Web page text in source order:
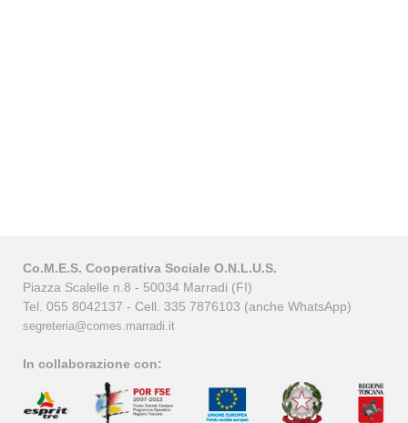
Co.M.E.S. Cooperativa Sociale O.N.L.U.S.
Piazza Scalelle n.8 - 50034 Marradi (FI)
Tel. 055 8042137 - Cell. 335 7876103 (anche WhatsApp)
segreteria@comes.marradi.it
In collaborazione con: